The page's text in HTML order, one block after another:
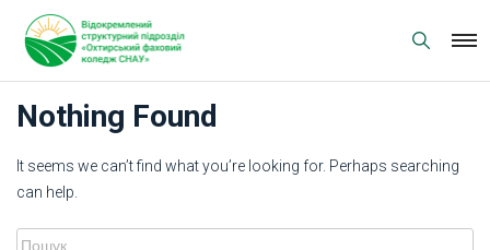
Skip
to
content
Nothing Found
It seems we can’t find what you’re looking for. Perhaps searching
can help.
Пошук: